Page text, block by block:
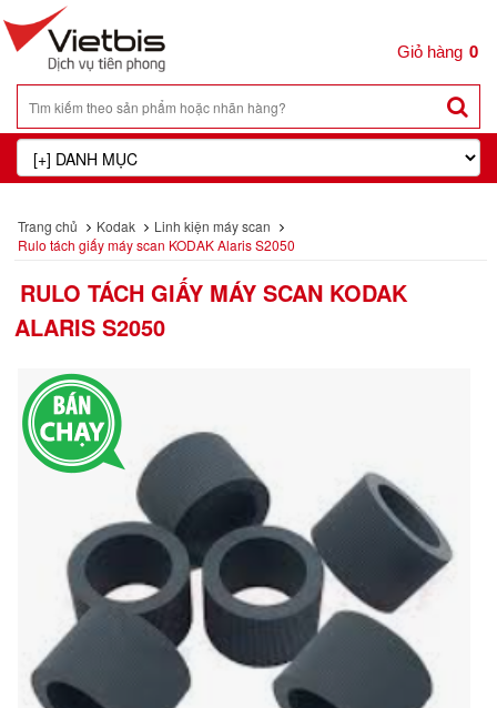
0
Trang chủ Kodak
Linh kiện máy scan
Rulo tách giấy máy scan KODAK Alaris S2050
RULO TÁCH GIẤY MÁY SCAN KODAK
ALARIS S2050